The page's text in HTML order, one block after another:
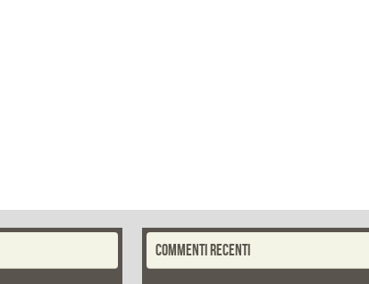
COMMENTI RECENTI